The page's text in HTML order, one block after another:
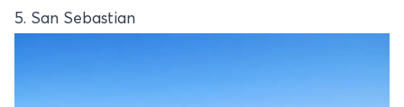
5. San Sebastian